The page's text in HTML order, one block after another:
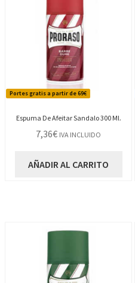
Portes gratis a partir de 69€
Espuma De Afeitar Sandalo 300 Ml.
7,36€ IVA INCLUIDO
AÑADIR AL CARRITO